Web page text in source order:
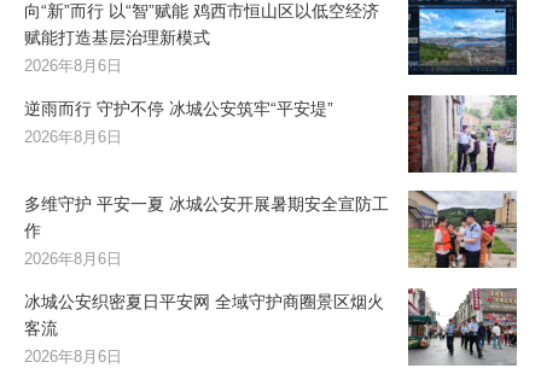
向“新”而行 以“智”赋能 鸡西市恒山区以低空经济
赋能打造基层治理新模式
2026年8月6日
逆雨而行 守护不停 冰城公安筑牢“平安堤”
2026年8月6日
多维守护 平安一夏 冰城公安开展暑期安全宣防工
作
2026年8月6日
冰城公安织密夏日平安网 全域守护商圈景区烟火
客流
2026年8月6日